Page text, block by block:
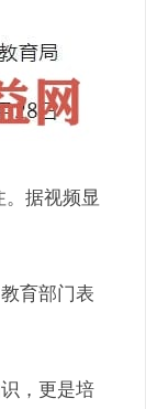
。据视频显
育部门表
，更是培